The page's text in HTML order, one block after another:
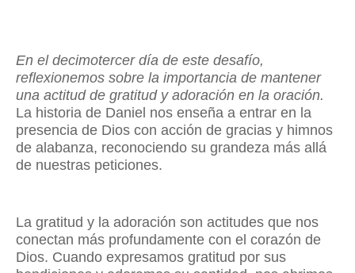
En el decimotercer día de este desafío,
reflexionemos sobre la importancia de mantener
una actitud de gratitud y adoración en la oración.
La historia de Daniel nos enseña a entrar en la
presencia de Dios con acción de gracias y himnos
de alabanza, reconociendo su grandeza más allá
de nuestras peticiones.
La gratitud y la adoración son actitudes que nos
conectan más profundamente con el corazón de
Dios. Cuando expresamos gratitud por sus